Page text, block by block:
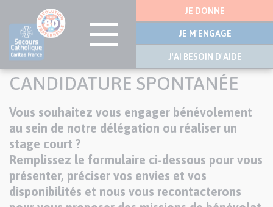
Aller
principal
latérale
JE DONNE
JE M'ENGAGE
J'AI BESOIN D'AIDE
CANDIDATURE SPONTANÉE
Chapo
Vous souhaitez vous engager bénévolement
au sein de notre délégation ou réaliser un
stage court ?
Remplissez le formulaire ci-dessous pour vous
présenter, préciser vos envies et vos
disponibilités et nous vous recontacterons